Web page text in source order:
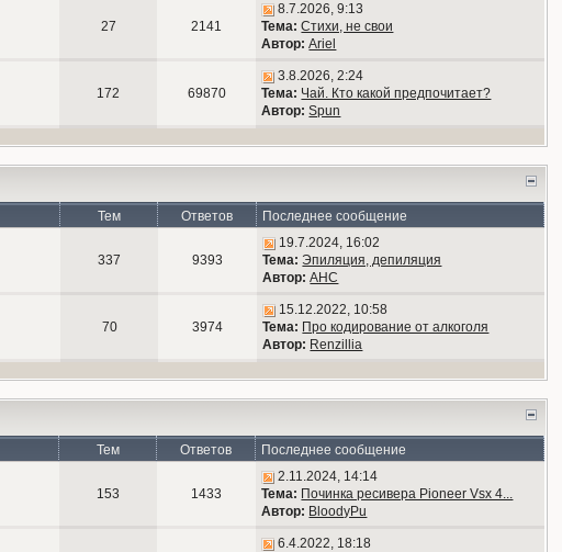
27 2141
8.7.2026, 9:13
Тема: Стихи, не свои
Автор: Ariel
172 69870
3.8.2026, 2:24
Тема: Чай. Кто какой предпочитает?
Автор: Spun
Тем Ответов Последнее сообщение
337 9393
19.7.2024, 16:02
Тема: Эпиляция, депиляция
Автор: АНС
70 3974
15.12.2022, 10:58
Тема: Про кодирование от алкоголя
Автор: Renzillia
Тем Ответов Последнее сообщение
153 1433
2.11.2024, 14:14
Тема: Починка ресивера Pioneer Vsx 4...
Автор: BloodyPu
6.4.2022, 18:18